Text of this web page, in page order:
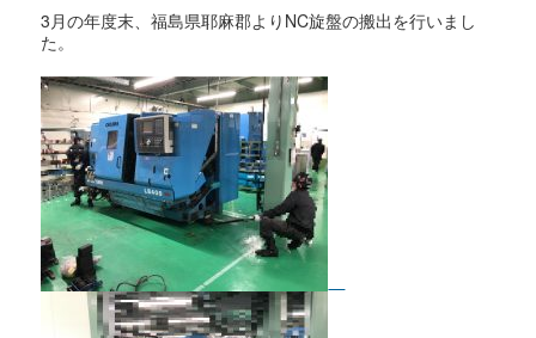
3月の年度末、福島県耶麻郡よりNC旋盤の搬出を行いまし
た。